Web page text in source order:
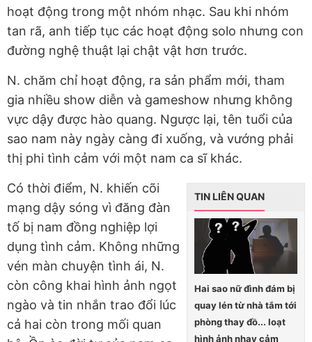
hoạt động trong một nhóm nhạc. Sau khi nhóm
tan rã, anh tiếp tục các hoạt động solo nhưng con
đường nghệ thuật lại chật vật hơn trước.
N. chăm chỉ hoạt động, ra sản phẩm mới, tham
gia nhiều show diễn và gameshow nhưng không
vực dậy được hào quang. Ngược lại, tên tuổi của
sao nam này ngày càng đi xuống, và vướng phải
thị phi tình cảm với một nam ca sĩ khác.
TIN LIÊN QUAN
Hai sao nữ đình đám bị
quay lén từ nhà tắm tới
phòng thay đồ... loạt
hình ảnh nhạy cảm
Có thời điểm, N. khiến cõi
mạng dậy sóng vì đăng đàn
tố bị nam đồng nghiệp lợi
dụng tình cảm. Không những
vén màn chuyện tình ái, N.
còn công khai hình ảnh ngọt
ngào và tin nhắn trao đổi lúc
cả hai còn trong mối quan